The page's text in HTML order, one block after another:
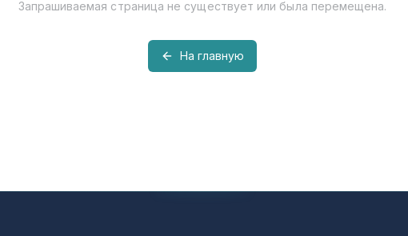
Запрашиваемая страница не существует или была перемещена.
На главную